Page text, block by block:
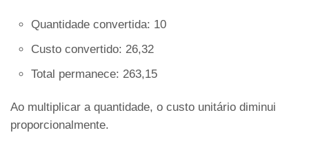
Quantidade convertida: 10
Custo convertido: 26,32
Total permanece: 263,15
Ao multiplicar a quantidade, o custo unitário diminui
proporcionalmente.